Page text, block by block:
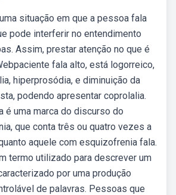
situação em que a pessoa fala
pode interferir no entendimento
Assim, prestar atenção no que é
fala alto, está logorreico,
hiperprosódia, e diminuição da
podendo apresentar coprolalia.
é uma marca do discurso do
que conta três ou quatro vezes a
aquele com esquizofrenia fala.
termo utilizado para descrever um
por uma produção
de palavras. Pessoas que